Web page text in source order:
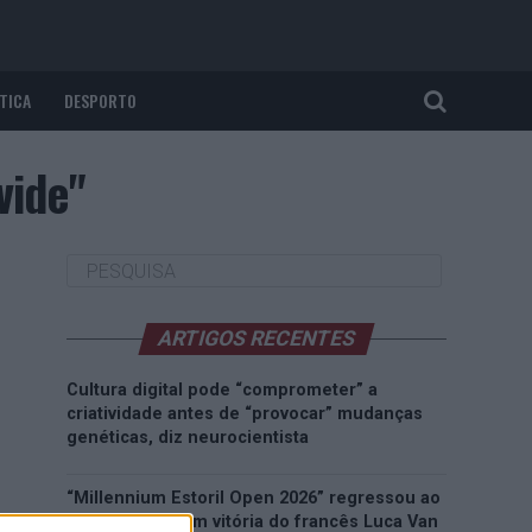
DESPORTO
ARTIGOS RECENTES
Cultura digital pode “comprometer” a
criatividade antes de “provocar” mudanças
genéticas, diz neurocientista
“Millennium Estoril Open 2026” regressou ao
circuito ATP com vitória do francês Luca Van